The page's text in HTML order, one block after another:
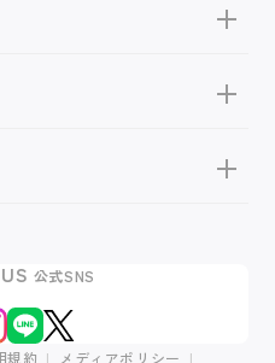
公式SNS
規約 メディアポリシー